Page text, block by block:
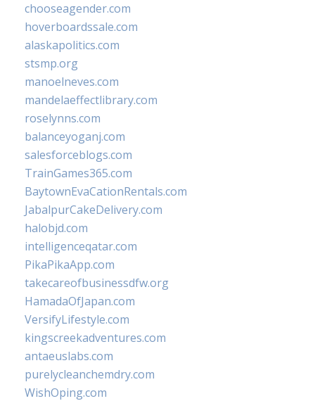
chooseagender.com
hoverboardssale.com
alaskapolitics.com
stsmp.org
manoelneves.com
mandelaeffectlibrary.com
roselynns.com
balanceyoganj.com
salesforceblogs.com
TrainGames365.com
BaytownEvaCationRentals.com
JabalpurCakeDelivery.com
halobjd.com
intelligenceqatar.com
PikaPikaApp.com
takecareofbusinessdfw.org
HamadaOfJapan.com
VersifyLifestyle.com
kingscreekadventures.com
antaeuslabs.com
purelycleanchemdry.com
WishOping.com